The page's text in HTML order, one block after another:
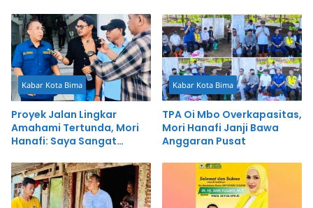
Rp400 Miliar
Kabar Kota Bima
Proyek Jalan Lingkar
Amahami Tertunda, Mori
Hanafi: Saya Sangat
Kabar Kota Bima
TPA Oi Mbo Overkapasitas,
Mori Hanafi Janji Bawa
Anggaran Pusat